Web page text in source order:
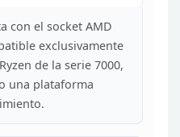
con el socket AMD
exclusivamente
de la serie 7000,
una plataforma